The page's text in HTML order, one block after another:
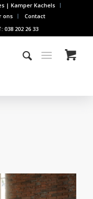
| Kamper Kachels
ons
Contact
202 26 33